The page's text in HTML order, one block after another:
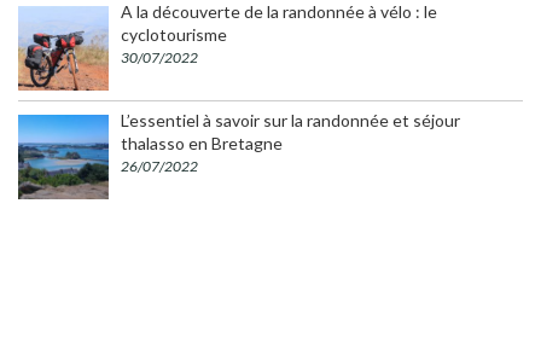
A la découverte de la randonnée à vélo : le
cyclotourisme
30/07/2022
L’essentiel à savoir sur la randonnée et séjour
thalasso en Bretagne
26/07/2022